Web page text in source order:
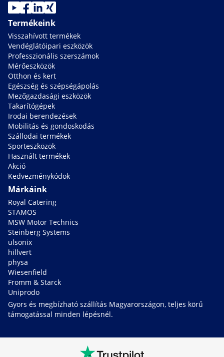
Termékeink
Visszahívott termékek
Vendéglátóipari eszközök
Professzionális szerszámok
Mérőeszközök
Otthon és kert
Egészség és szépségápolás
Mezőgazdasági eszközök
Takarítógépek
Irodai berendezések
Mobilitás és gondoskodás
Szállodai termékek
Sporteszközök
Használt termékek
Akció
Kedvezménykódok
Márkáink
Royal Catering
STAMOS
MSW Motor Technics
Steinberg Systems
ulsonix
hillvert
physa
Wiesenfield
Fromm & Starck
Uniprodo
Gyors és megbízható szállítás Magyarországon, teljes körű
támogatással minden lépésnél.